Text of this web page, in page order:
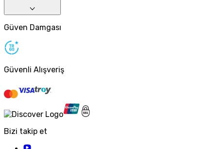
Güven Damgası
Güvenli Alışveriş
Bizi takip et